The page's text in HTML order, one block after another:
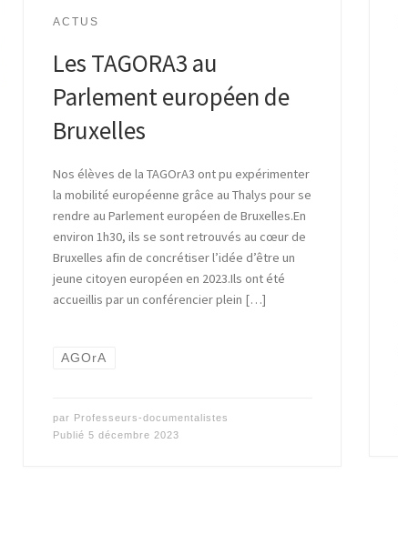
ACTUS
Les TAGORA3 au
Parlement européen de
Bruxelles
Nos élèves de la TAGOrA3 ont pu expérimenter
la mobilité européenne grâce au Thalys pour se
rendre au Parlement européen de Bruxelles.En
environ 1h30, ils se sont retrouvés au cœur de
Bruxelles afin de concrétiser l’idée d’être un
jeune citoyen européen en 2023.Ils ont été
accueillis par un conférencier plein […]
AGOrA
par Professeurs-documentalistes
Publié 5 décembre 2023